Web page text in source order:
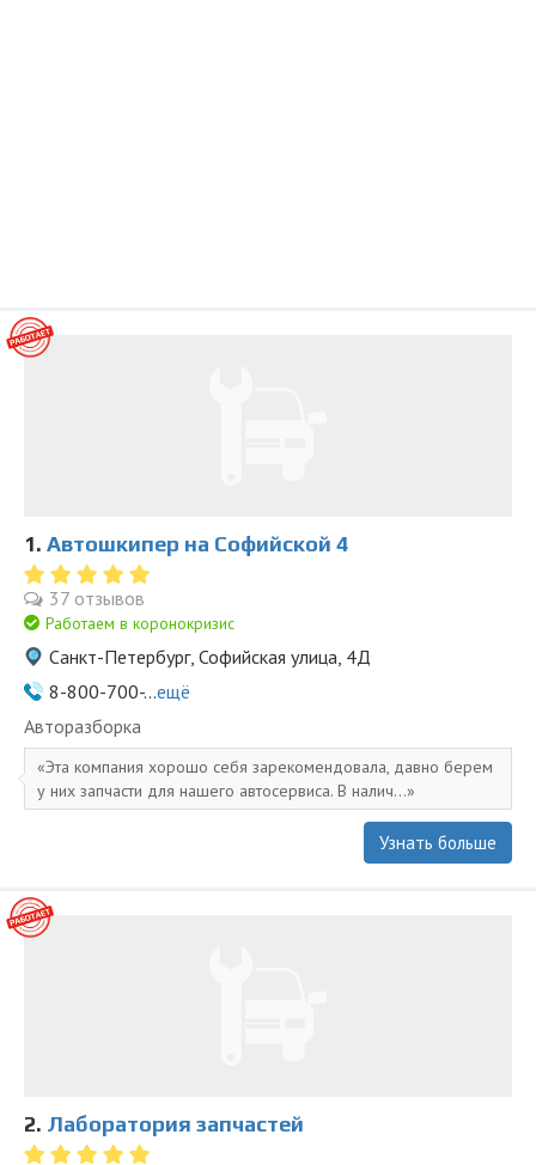
1. Автошкипер на Софийской 4
37 отзывов
Работаем в коронокризис
Санкт-Петербург, Софийская улица, 4Д
8-800-700-...ещё
Авторазборка
Эта компания хорошо себя зарекомендовала, давно берем
у них запчасти для нашего автосервиса. В налич...
Узнать больше
2. Лаборатория запчастей